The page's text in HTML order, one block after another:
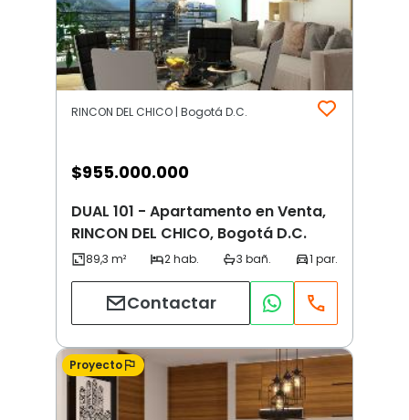
RINCON DEL CHICO | Bogotá D.C.
$955.000.000
DUAL 101 - Apartamento en Venta,
RINCON DEL CHICO, Bogotá D.C.
Contactar
Proyecto